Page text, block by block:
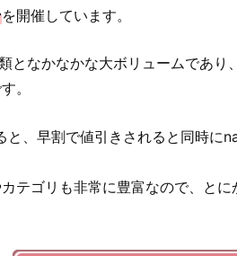
を開催しています。
となかなかな大ボリュームであり
。
と、早割で値引きされると同時に
テゴリも非常に豊富なので、と